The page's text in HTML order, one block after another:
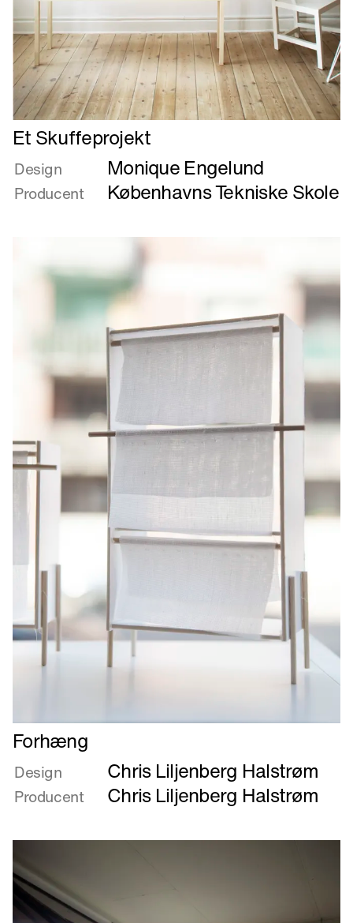
Læs
mere
om
Et
Skuffeprojekt
Et Skuffeprojekt
Design Monique Engelund
Producent Københavns Tekniske Skole
Læs
mere
om
Forhæng
Forhæng
Design Chris Liljenberg Halstrøm
Producent Chris Liljenberg Halstrøm